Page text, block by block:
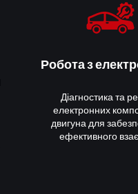
Робота з
Діагностика та
електронних
двигуна для
ефективного